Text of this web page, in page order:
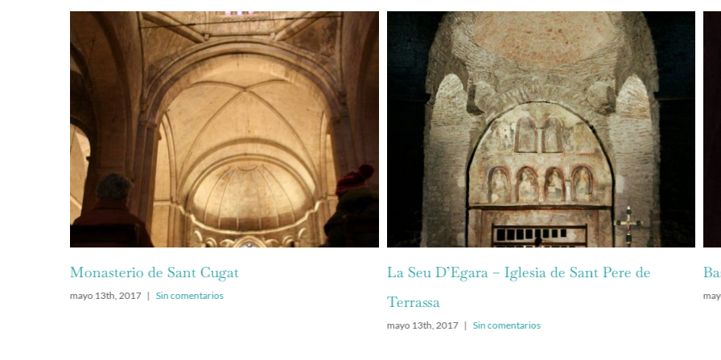
Monasterio de Sant Cugat
mayo 13th, 2017 | Sin comentarios
La Seu D’Egara – Iglesia de Sant Pere de
Terrassa
mayo 13th, 2017 | Sin comentarios